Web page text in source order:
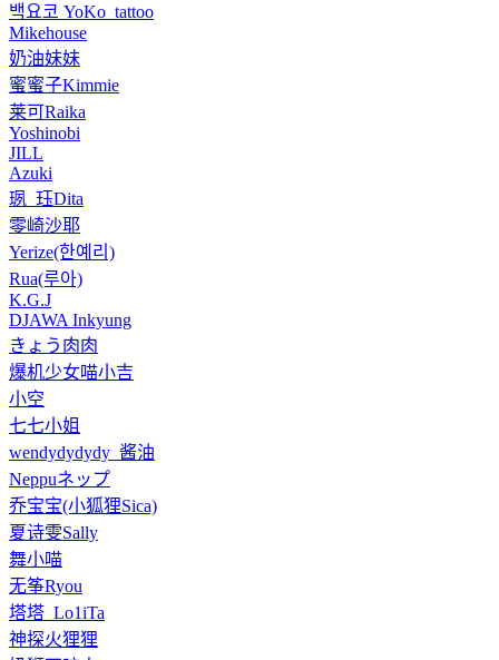
백요코 YoKo_tattoo
Mikehouse
奶油妹妹
蜜蜜子Kimmie
莱可Raika
Yoshinobi
JILL
Azuki
珟_珏Dita
零崎沙耶
Yerize(한예리)
Rua(루아)
K.G.J
DJAWA Inkyung
きょう肉肉
爆机少女喵小吉
小空
七七小姐
wendydydydy_酱油
Neppuネップ
乔宝宝(小狐狸Sica)
夏诗雯Sally
舞小喵
无筝Ryou
塔塔_Lo1iTa
神探火狸狸